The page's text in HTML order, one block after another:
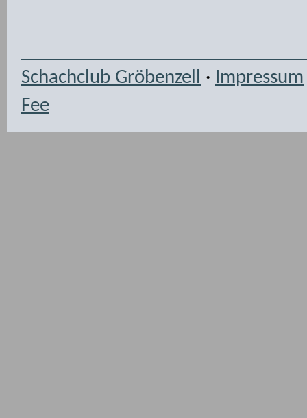
Schachclub Gröbenzell · Impressum
Fee